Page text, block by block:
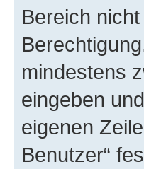
Bereich
mindestens
eingeben
eigenen
Benutzer“